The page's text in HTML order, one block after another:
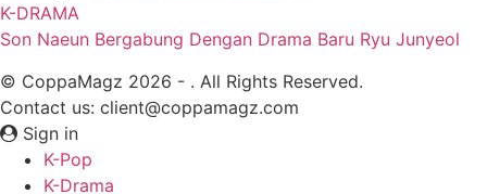
K-DRAMA
Son Naeun Bergabung Dengan Drama Baru Ryu Junyeol
© CoppaMagz 2026 - . All Rights Reserved.
Contact us: client@coppamagz.com
Sign in
K-Pop
K-Drama